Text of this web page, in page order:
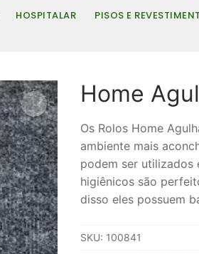
HOSPITALAR PISOS E
Home
Os Rolos Home
ambiente mais
podem ser utilizados
higiênicos são
disso eles possuem
SKU: 100841